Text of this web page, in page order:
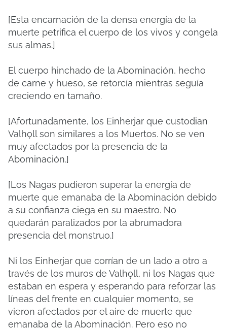
[Esta encarnación de la densa energía de la
muerte petrifica el cuerpo de los vivos y congela
sus almas.]
El cuerpo hinchado de la Abominación, hecho
de carne y hueso, se retorcía mientras seguía
creciendo en tamaño.
[Afortunadamente, los Einherjar que custodian
Valhǫll son similares a los Muertos. No se ven
muy afectados por la presencia de la
Abominación.]
[Los Nagas pudieron superar la energía de
muerte que emanaba de la Abominación debido
a su confianza ciega en su maestro. No
quedarán paralizados por la abrumadora
presencia del monstruo.]
Ni los Einherjar que corrían de un lado a otro a
través de los muros de Valhǫll, ni los Nagas que
estaban en espera y esperando para reforzar las
líneas del frente en cualquier momento, se
vieron afectados por el aire de muerte que
emanaba de la Abominación. Pero eso no